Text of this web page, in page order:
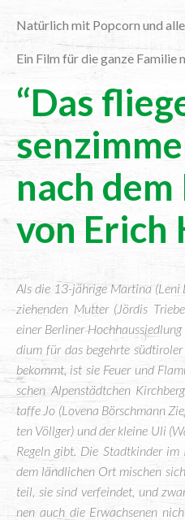
Natür­lich mit Pop­corn und
Ein Film für die gan­ze
“Das
nach dem
von Erich
Als die 13-jäh­ri­ge Mar­ti­na
zie­hen­den Mut­ter (Jör­dis
einer Ber­li­ner
di­um für das begehr­te
bekommt, ist sie Feu­er und
schen Alpen­städt­chen
taf­fe Jo (Love­na Bör­sch­mann
ten Völl­ger) und der klei­ne Uli
Regeln gibt. Die Stadt­kin­der im
dem länd­li­chen Ort mischen
teil, sie sind ver­fein­det, und
nen auch die Erwach­se­nen